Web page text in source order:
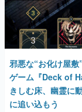
邪悪な“お化け屋
ゲーム『Deck of
きしむ床、幽霊に
に追い込もう